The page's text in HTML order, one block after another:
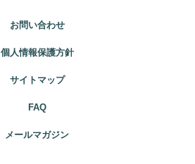
お問い合わせ
個人情報保護方針
サイトマップ
FAQ
メールマガジン